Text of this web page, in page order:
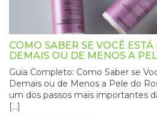
COMO SABER SE VOCÊ
DEMAIS OU DE MENOS A
Guia Completo: Como Saber se
Demais ou de Menos a Pele do
um dos passos mais importantes
[…]